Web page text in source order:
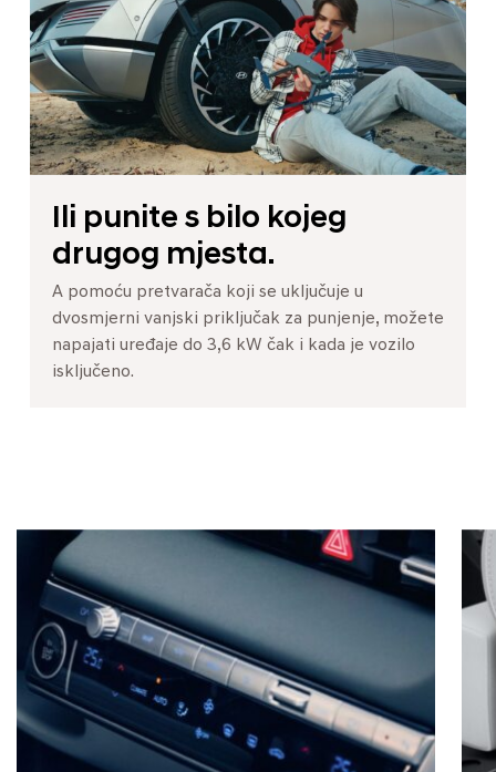
Ili punite s bilo kojeg
drugog mjesta.
A pomoću pretvarača koji se uključuje u
dvosmjerni vanjski priključak za punjenje, možete
napajati uređaje do 3,6 kW čak i kada je vozilo
isključeno.